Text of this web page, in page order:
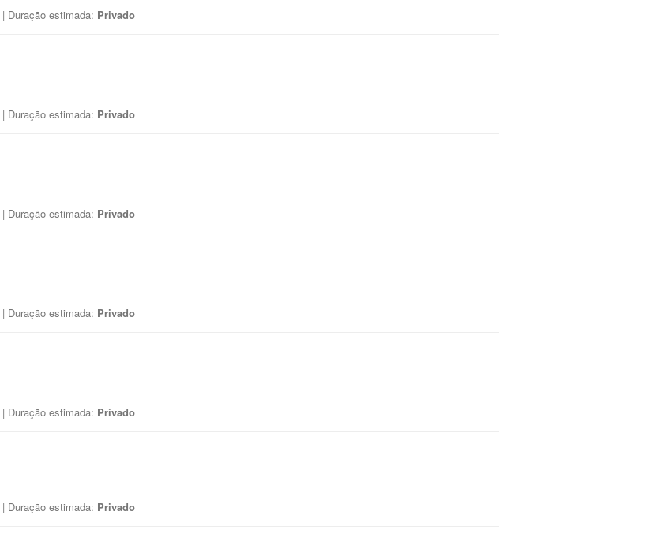
| Duração estimada: Privado
| Duração estimada: Privado
| Duração estimada: Privado
| Duração estimada: Privado
| Duração estimada: Privado
| Duração estimada: Privado